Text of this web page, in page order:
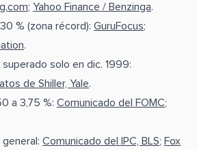
; Yahoo Finance / Benzinga.
% (zona récord): GuruFocus;
.
superado solo en dic. 1999:
de Shiller, Yale.
a 3,75 %: Comunicado del FOMC;
general: Comunicado del IPC, BLS; Fox